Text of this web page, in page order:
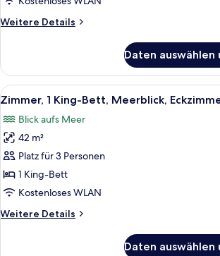
(Club
Weitere Details
Weitere
Suite,
1 King-
Bett,
(Club
Acess)
Daten auswählen
Alle
Fotos
für
Zimmer,
1 King-
Bett,
Meerblick,
anzeigen
Ein
11
Zimmer, 1 King-Bett, Meerblick,
Blick aufs Meer
42 m²
Platz für 3 Personen
1 King-Bett
Kostenloses WLAN
Weitere Details
Weitere
Daten auswählen